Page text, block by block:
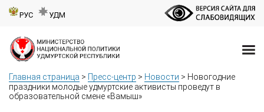
РУС УДМ
Главная страница > Пресс-центр > Новости > Новогодние
праздники молодые удмуртские активисты проведут в
образовательной смене «Вамыш»